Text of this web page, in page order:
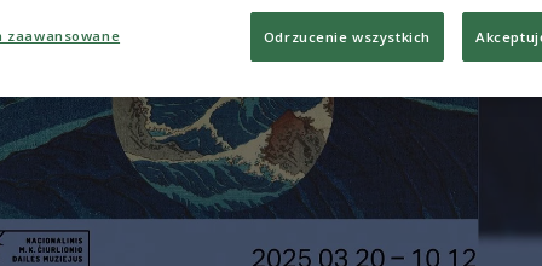
zaawansowane Odrzucenie wszystkich